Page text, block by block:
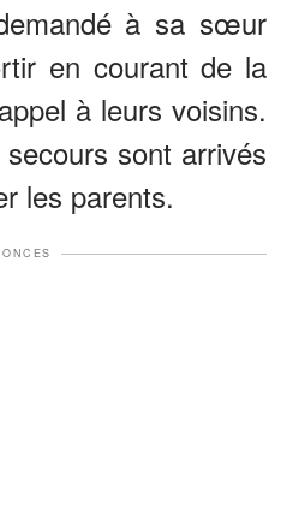
à sa sœur
en courant de la
à leurs voisins.
sont arrivés
les parents.